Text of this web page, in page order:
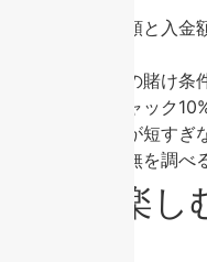
ボーナス額と入
ゲーム別の賭け
ラックジャック
有効期限が短す
ョンの有無を調べ
安全に楽